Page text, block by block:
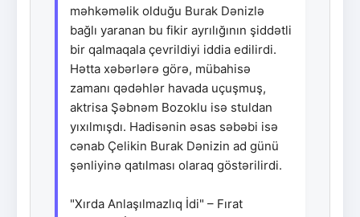
məhkəməlik olduğu Burak Dənizlə
bağlı yaranan bu fikir ayrılığının şiddətli
bir qalmaqala çevrildiyi iddia edilirdi.
Hətta xəbərlərə görə, mübahisə
zamanı qədəhlər havada uçuşmuş,
aktrisa Şəbnəm Bozoklu isə stuldan
yıxılmışdı. Hadisənin əsas səbəbi isə
cənab Çelikin Burak Dənizin ad günü
şənliyinə qatılması olaraq göstərilirdi.
"Xırda Anlaşılmazlıq İdi" – Fırat